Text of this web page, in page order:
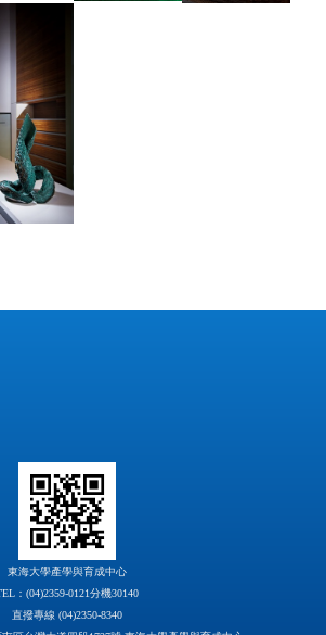
東海大學產學與育成中心
：(04)2359-0121分機30140
直撥專線 (04)2350-8340